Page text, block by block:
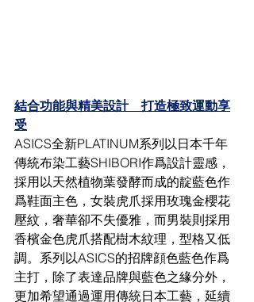
結合功能與精美設計    打造極致運動享
受
ASICS全新PLATINUM系列以日本千年
傳統布染工藝SHIBORI作爲設計靈感，
採用以天然植物葉發酵而成的靛藍色作
爲鞋面主色，女裝虎爪採用玫瑰金櫻花
壓紋，奢華卻不失優雅，而男裝則採用
香檳金色虎爪搭配樹木紋理，型格又低
調。系列以ASICS的招牌顔色藍色作爲
主打，除了表達品牌與藍色之緣分外，
更加希望通過運用傳統日本工藝，延續